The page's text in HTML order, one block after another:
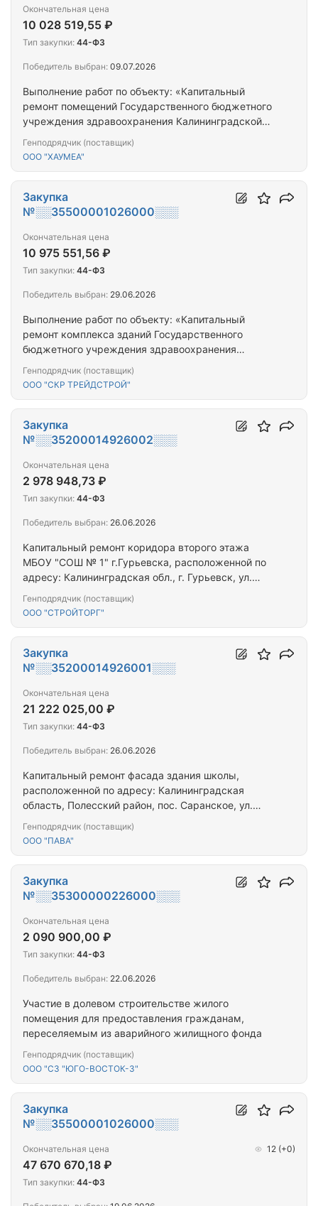
Выполнение работ по объекту: «Капитальный
ремонт помещений Государственного бюджетного
учреждения здравоохранения Калининградской
расположенного по адресу: Калининградская
Генподрядчик (поставщик)
ООО "ХАУМЕА"
Окончательная цена
10 028 519,55 ₽
Тип закупки: 44-ФЗ
Победитель выбран: 09.07.2026
Выполнение работ по объекту: «Капитальный
ремонт комплекса зданий Государственного
бюджетного учреждения здравоохранения
области» по адресу: город Калининград, улица
Генподрядчик (поставщик)
ООО "СКР ТРЕЙДСТРОЙ"
Закупка
№░░35500001026000░░░
Окончательная цена
10 975 551,56 ₽
Тип закупки: 44-ФЗ
Победитель выбран: 29.06.2026
Капитальный ремонт коридора второго этажа
МБОУ "СОШ № 1" г.Гурьевска, расположенной по
адресу: Калининградская обл., г. Гурьевск, ул.
Генподрядчик (поставщик)
ООО "СТРОЙТОРГ"
Закупка
№░░35200014926002░░░
Окончательная цена
2 978 948,73 ₽
Тип закупки: 44-ФЗ
Победитель выбран: 26.06.2026
Капитальный ремонт фасада здания школы,
расположенной по адресу: Калининградская
область, Полесский район, пос. Саранское, ул.
Генподрядчик (поставщик)
ООО "ПАВА"
Закупка
№░░35200014926001░░░
Окончательная цена
21 222 025,00 ₽
Тип закупки: 44-ФЗ
Победитель выбран: 26.06.2026
Участие в долевом строительстве жилого
помещения для предоставления гражданам,
переселяемым из аварийного жилищного фонда
Генподрядчик (поставщик)
ООО "СЗ "ЮГО-ВОСТОК-3"
Закупка
№░░35300000226000░░░
Окончательная цена
2 090 900,00 ₽
Тип закупки: 44-ФЗ
Победитель выбран: 22.06.2026
Закупка
№░░35500001026000░░░
Окончательная цена
47 670 670,18 ₽
12 (+0)
Тип закупки: 44-ФЗ